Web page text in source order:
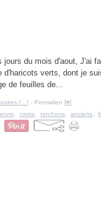
jours du mois d'aout, J'ai
d'haricots verts, dont je
de feuilles de...
[ ] - Permalien [#]
cintre torchons anciens